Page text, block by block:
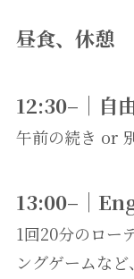
昼食、休憩
12:30–｜自
午前の続き or
13:00–｜
1回20分のロー
ングゲームなど